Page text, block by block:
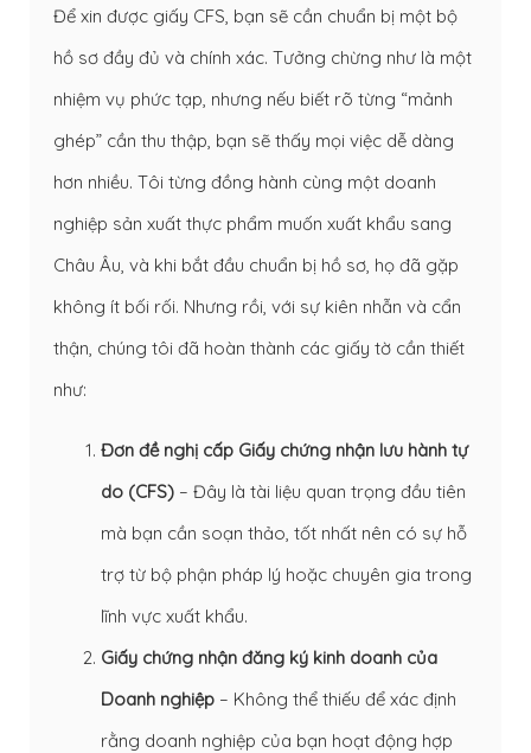
Để xin được giấy CFS, bạn sẽ cần chuẩn bị một bộ
hồ sơ đầy đủ và chính xác. Tưởng chừng như là một
nhiệm vụ phức tạp, nhưng nếu biết rõ từng “mảnh
ghép” cần thu thập, bạn sẽ thấy mọi việc dễ dàng
hơn nhiều. Tôi từng đồng hành cùng một doanh
nghiệp sản xuất thực phẩm muốn xuất khẩu sang
Châu Âu, và khi bắt đầu chuẩn bị hồ sơ, họ đã gặp
không ít bối rối. Nhưng rồi, với sự kiên nhẫn và cẩn
thận, chúng tôi đã hoàn thành các giấy tờ cần thiết
như:
Đơn đề nghị cấp Giấy chứng nhận lưu hành tự
do (CFS) – Đây là tài liệu quan trọng đầu tiên
mà bạn cần soạn thảo, tốt nhất nên có sự hỗ
trợ từ bộ phận pháp lý hoặc chuyên gia trong
lĩnh vực xuất khẩu.
Giấy chứng nhận đăng ký kinh doanh của
Doanh nghiệp – Không thể thiếu để xác định
rằng doanh nghiệp của bạn hoạt động hợp